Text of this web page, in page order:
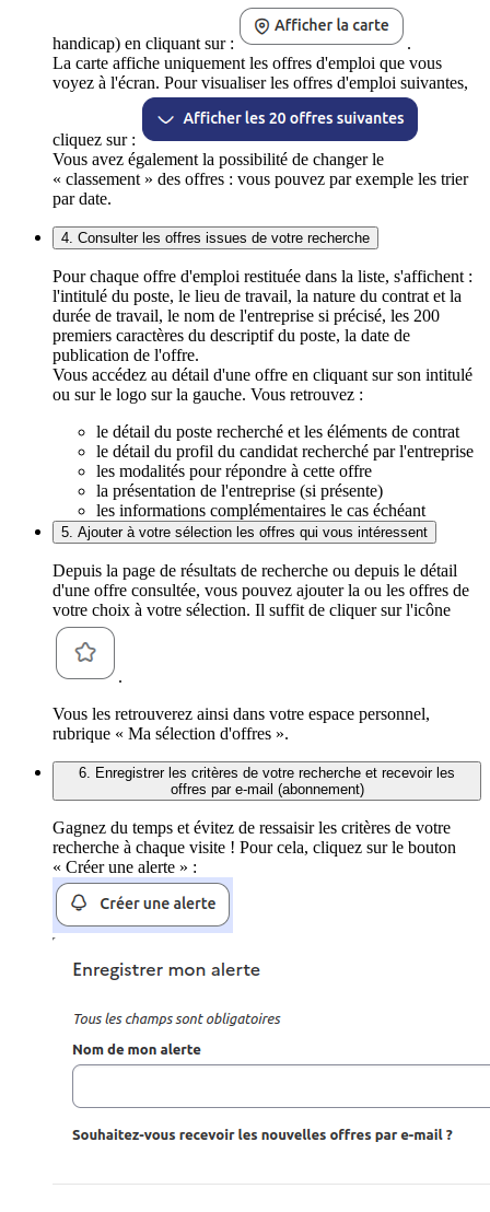
handicap) en cliquant sur :
.
La carte affiche uniquement les offres d'emploi que vous
voyez à l'écran. Pour visualiser les offres d'emploi suivantes,
cliquez sur :
Vous avez également la possibilité de changer le
« classement » des offres : vous pouvez par exemple les trier
par date.
4. Consulter les offres issues de votre recherche
Pour chaque offre d'emploi restituée dans la liste, s'affichent :
l'intitulé du poste, le lieu de travail, la nature du contrat et la
durée de travail, le nom de l'entreprise si précisé, les 200
premiers caractères du descriptif du poste, la date de
publication de l'offre.
Vous accédez au détail d'une offre en cliquant sur son intitulé
ou sur le logo sur la gauche. Vous retrouvez :
le détail du poste recherché et les éléments de contrat
le détail du profil du candidat recherché par l'entreprise
les modalités pour répondre à cette offre
la présentation de l'entreprise (si présente)
les informations complémentaires le cas échéant
5. Ajouter à votre sélection les offres qui vous intéressent
Depuis la page de résultats de recherche ou depuis le détail
d'une offre consultée, vous pouvez ajouter la ou les offres de
votre choix à votre sélection. Il suffit de cliquer sur l'icône
.
Vous les retrouverez ainsi dans votre espace personnel,
rubrique « Ma sélection d'offres ».
6. Enregistrer les critères de votre recherche et recevoir les
offres par e-mail (abonnement)
Gagnez du temps et évitez de ressaisir les critères de votre
recherche à chaque visite ! Pour cela, cliquez sur le bouton
« Créer une alerte » :